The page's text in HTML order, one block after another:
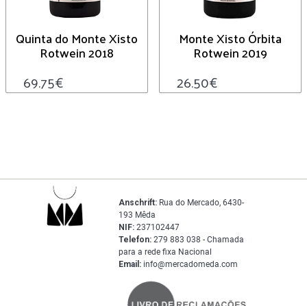
Quinta do Monte Xisto
Rotwein 2018
69.75€
Monte Xisto Órbita
Rotwein 2019
26.50€
Anschrift: Rua do Mercado, 6430-
193 Mêda
NIF: 237102447
Telefon: 279 883 038 - Chamada
para a rede fixa Nacional
Email: info@mercadomeda.com